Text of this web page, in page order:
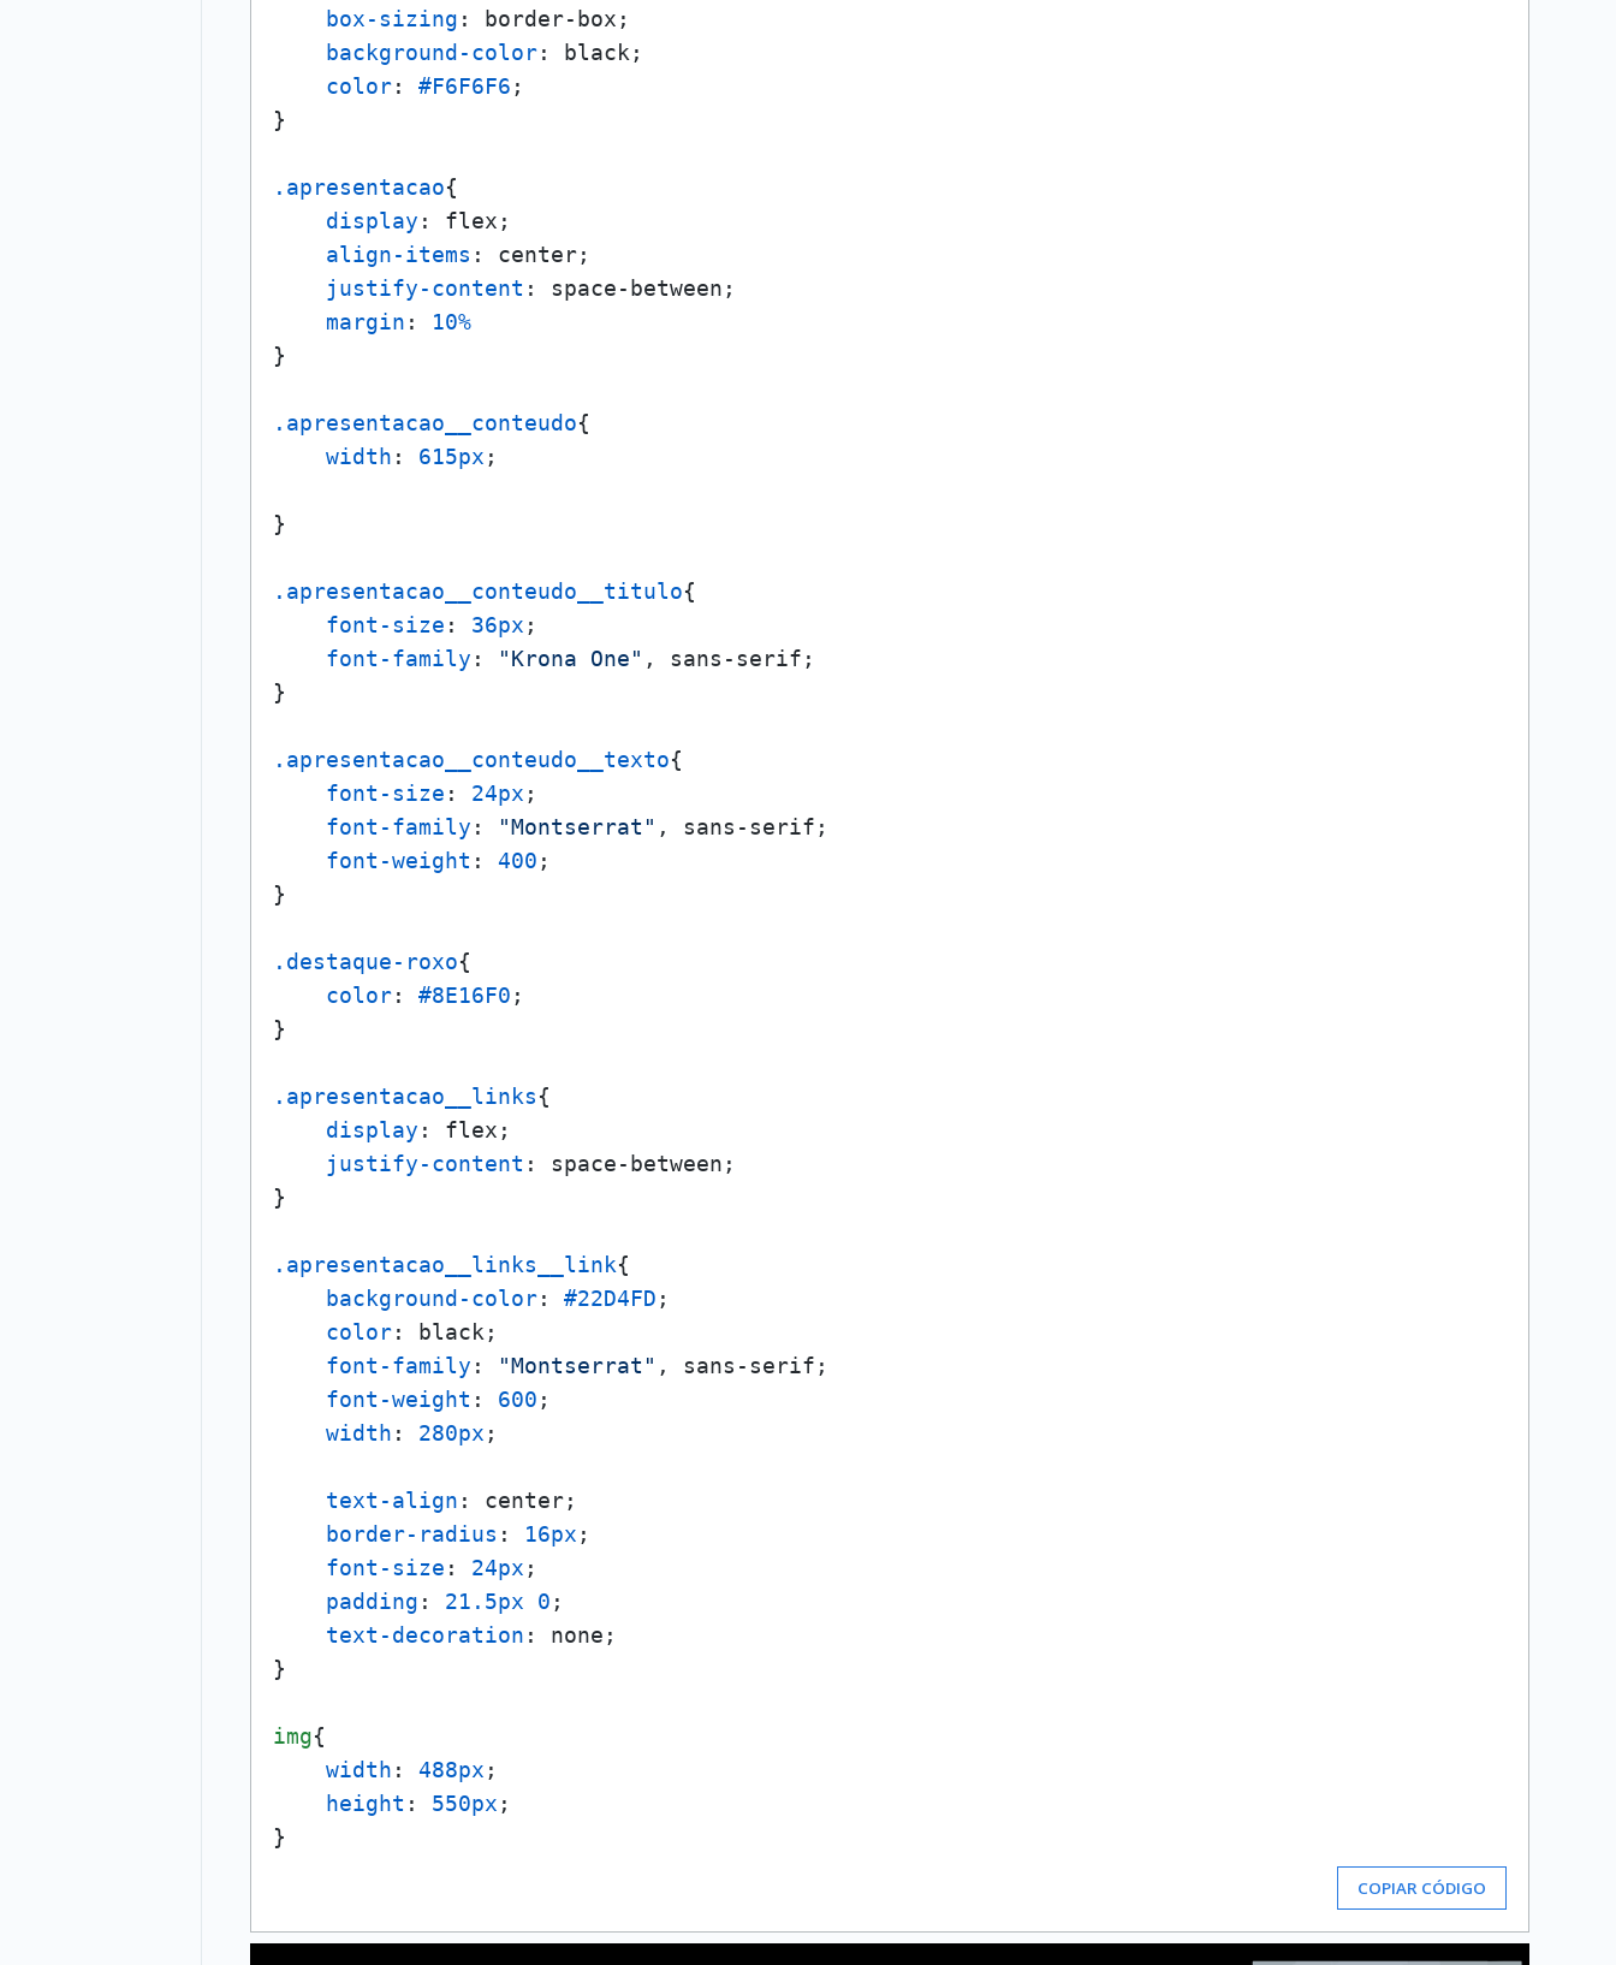
box-sizing : border-box;
background-color: black;
color: #F6F6F6 ;
}
.apresentacao{
display : flex;
align-items : center;
justify-content : space-between;
margin :
10%
}
.apresentacao__conteudo{
width : 615px ;
}
.apresentacao__conteudo__titulo{
font-size : 36px ;
font-family : "Krona One" , sans-serif;
}
.apresentacao__conteudo__texto{
font-size : 24px ;
font-family : "Montserrat" , sans-serif;
font-weight : 400 ;
}
.destaque-roxo{
color: #8E16F0 ;
}
.apresentacao__links{
display : flex;
justify-content : space-between;
}
.apresentacao__links__link{
background-color: #22D4FD ;
color: black;
font-family : "Montserrat" , sans-serif;
font-weight : 600 ;
width : 280px ;
text-align : center;
border-radius : 16px ;
font-size : 24px ;
padding : 21.5px 0 ;
text-decoration : none;
}
img{
width : 488px ;
height : 550px ;
COPIAR CÓDIGO